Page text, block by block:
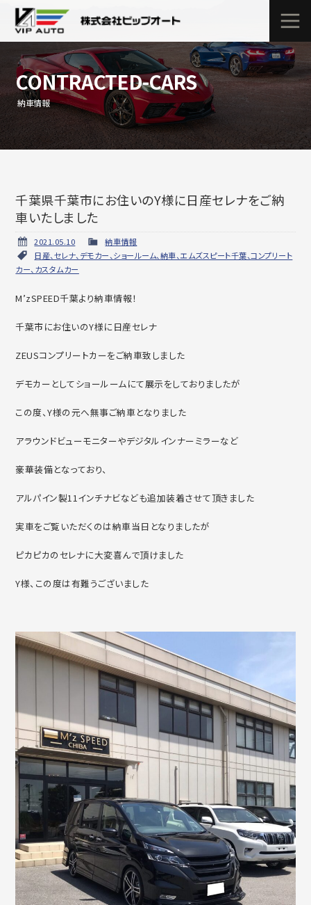
CONTRACTED-CARS
納車情報
千葉県千葉市にお住いのY様に日産セレナをご納
車いたしました
2021.05.10
納車情報
日産、セレナ、デモカー、ショールーム、納車、エムズスピート千葉、コンプリート
カー、カスタムカー
M’zSPEED千葉より納車情報！
千葉市にお住いのY様に日産セレナ
ZEUSコンプリートカーをご納車致しました
デモカーとしてショールームにて展示をしておりましたが
この度、Y様の元へ無事ご納車となりました
アラウンドビューモニターやデジタルインナーミラーなど
豪華装備となっており、
アルパイン製11インチナビなども追加装着させて頂きました
実車をご覧いただくのは納車当日となりましたが
ピカピカのセレナに大変喜んで頂けました
Y様、この度は有難うございました